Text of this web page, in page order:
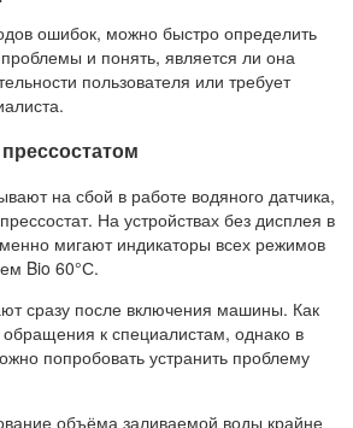
ошибок, можно быстро определить
и понять, является ли она
пользователя или требует
на сбой в работе водяного датчика,
На устройствах без дисплея в
мигают индикаторы всех режимов
Bio 60°С.
сразу после включения машины. Как
обращения к специалистам, однако в
попробовать устранить проблему
объёма заливаемой воды крайне